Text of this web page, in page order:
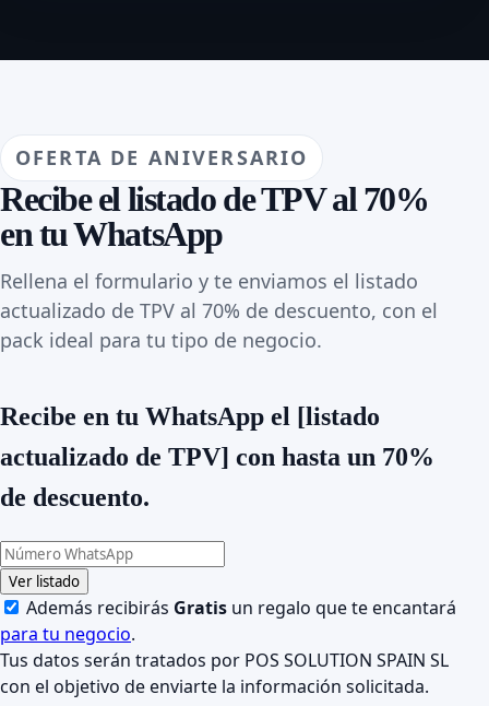
OFERTA DE ANIVERSARIO
Recibe el listado de TPV al 70%
en tu WhatsApp
Rellena el formulario y te enviamos el listado
actualizado de TPV al 70% de descuento, con el
pack ideal para tu tipo de negocio.
Recibe en tu WhatsApp el [listado
actualizado de TPV] con hasta un 70%
de descuento.
Ver listado
Además recibirás Gratis un regalo que te encantará
para tu negocio.
Tus datos serán tratados por POS SOLUTION SPAIN SL
con el objetivo de enviarte la información solicitada.